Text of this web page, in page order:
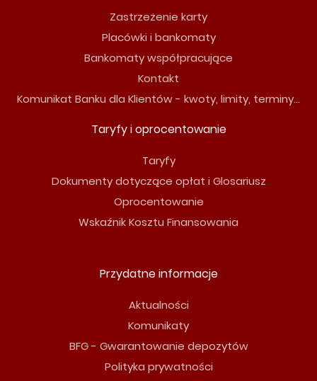
Zastrzeżenie karty
Placówki i bankomaty
Bankomaty współpracujące
Kontakt
Komunikat Banku dla Klientów - kwoty, limity, terminy...
Taryfy i oprocentowanie
Taryfy
Dokumenty dotyczące opłat i Glosariusz
Oprocentowanie
Wskaźnik Kosztu Finansowania
Przydatne informacje
Aktualności
Komunikaty
BFG - Gwarantowanie depozytów
Polityka prywatności